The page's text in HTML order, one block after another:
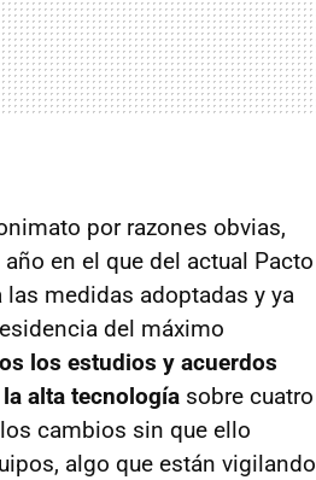
por razones obvias,
año en el que del actual Pacto
medidas adoptadas y ya
del máximo
los estudios y acuerdos
alta tecnología sobre cuatro
cambios sin que ello
algo que están vigilando